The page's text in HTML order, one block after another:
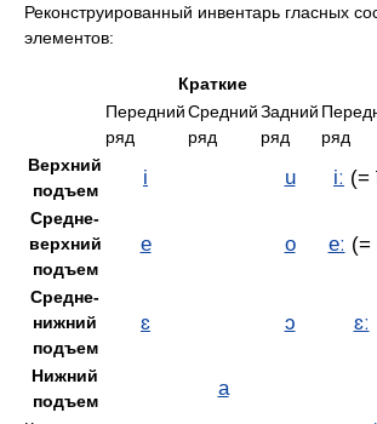
Реконструированный инвентарь гласных
элементов:
Краткие
Передний
ряд
Средний
ряд
Задний
ряд
ряд
Верхний
подъем
i u iː (=
Средне-
верхний
подъем
e o eː (=
Средне-
нижний
подъем
ɛ ɔ ɛː
Нижний
подъем
a